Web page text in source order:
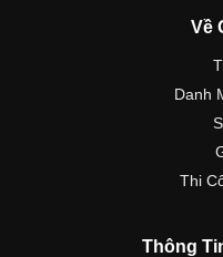
Về
Danh
Thi
Thông